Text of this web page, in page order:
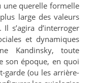
une querelle formelle
large des valeurs
s’agira d’interroger
et dynamiques
Kandinsky, toute
son époque, en quoi
garde (ou les arrière-